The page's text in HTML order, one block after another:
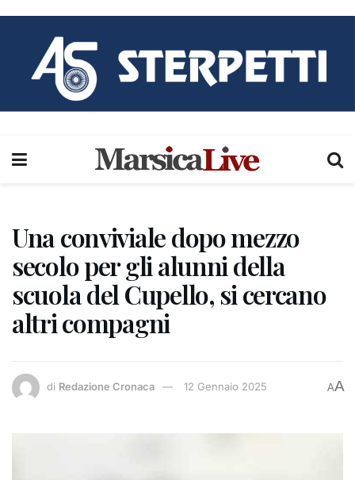
Una conviviale dopo mezzo
secolo per gli alunni della
scuola del Cupello, si cercano
altri compagni
di Redazione Cronaca 12 Gennaio 2025 AA